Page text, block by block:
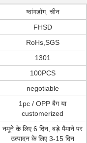
ग्वांगडोंग, चीन
FHSD
RoHs,SGS
1301
100PCS
negotiable
1pc / OPP बैग या
customerized
नमूने के लिए 6 दिन, बड़े पैमाने पर
उत्पादन के लिए 3-15 दिन